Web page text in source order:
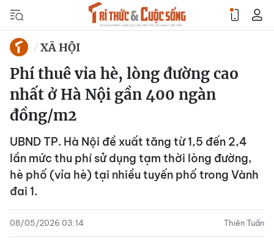
XÃ HỘI
Phí thuê vỉa hè, lòng đường cao
nhất ở Hà Nội gần 400 ngàn
đồng/m2
UBND TP. Hà Nội đề xuất tăng từ 1,5 đến 2,4
lần mức thu phí sử dụng tạm thời lòng đường,
hè phố (vỉa hè) tại nhiều tuyến phố trong Vành
đai 1.
08/05/2026 03:14 Thiên Tuấn